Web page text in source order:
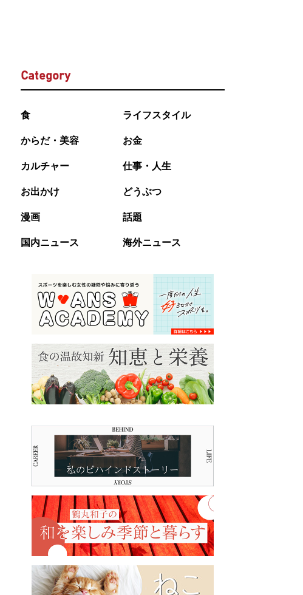
Category
食 ライフスタイル
からだ・美容 お金
カルチャー 仕事・人生
お出かけ どうぶつ
漫画 話題
国内ニュース 海外ニュース